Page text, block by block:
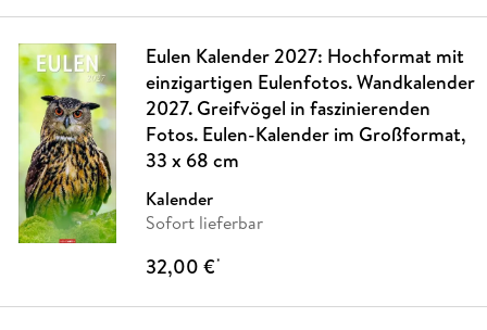
Eulen Kalender 2027: Hochformat mit
einzigartigen Eulenfotos. Wandkalender
2027. Greifvögel in faszinierenden
Fotos. Eulen-Kalender im Großformat,
33 x 68 cm
Kalender
Sofort lieferbar
32,00 €*